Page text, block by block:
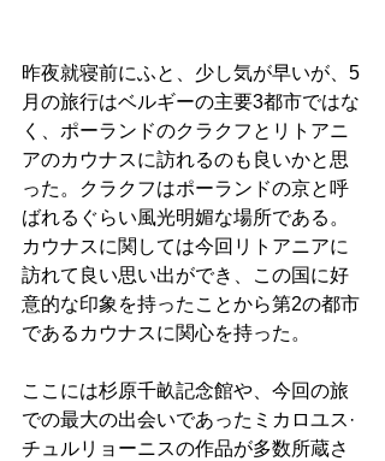
昨夜就寝前にふと、少し気が早いが、5
月の旅行はベルギーの主要3都市ではな
く、ポーランドのクラクフとリトアニ
アのカウナスに訪れるのも良いかと思
った。クラクフはポーランドの京と呼
ばれるぐらい風光明媚な場所である。
カウナスに関しては今回リトアニアに
訪れて良い思い出ができ、この国に好
意的な印象を持ったことから第2の都市
であるカウナスに関心を持った。
ここには杉原千畝記念館や、今回の旅
での最大の出会いであったミカロユス·
チュルリョーニスの作品が多数所蔵さ